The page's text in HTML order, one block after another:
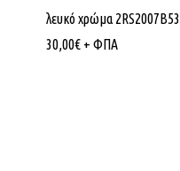
λευκό χρώμα 2RS2007B53
30,00€ + ΦΠΑ